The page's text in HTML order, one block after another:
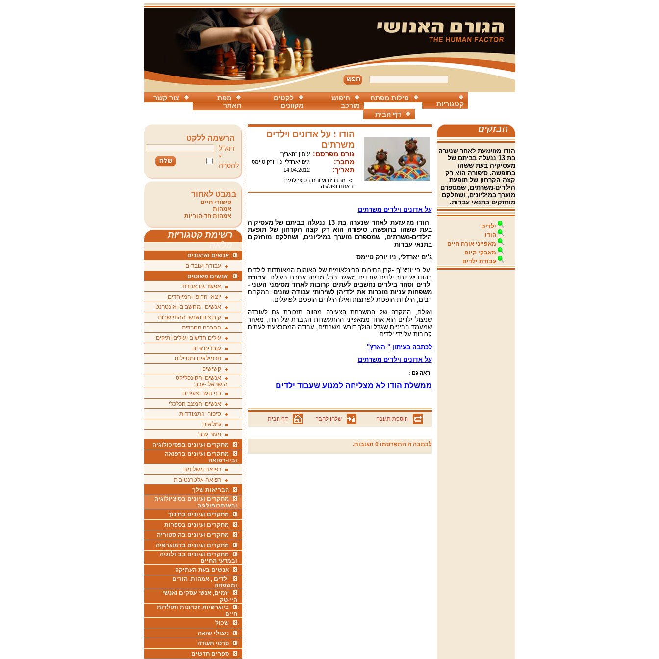
צור קשר
מפת
האתר
לקטים
מקוונים
חיפוש
מורכב
מילות מפתח
קטגוריות
דף הבית
הבזקים
הודו מזועזעת לאחר שנערה
בת 13 ננעלה בביתם של
מעסיקיה בעת ששהו
בחופשה.סיפורה הוא רק
קצה הקרחון של תופעת
הילדים-משרתים,שמספרם
מוערך במיליונים, ושחלקם
מוחזקים בתנאי עבדות.
ילדים
הודו
מאפייני אורח חיים
מאבקי קיום
עבודת ילדים
הודו : על אדונים וילדים
משרתים
גורם מפרסם: עיתון "הארץ"
מחבר: ג'ים יארדלי, ניו יורק טיימס
תאריך:
14.04.2012
> מחקרים ועיונים בסוציולוגיה
ובאנתרופולגיה
על אדונים וילדים משרתים
הודו מזועזעת לאחר שנערה בת13 ננעלה בביתם של מעסיקיה
בעת ששהו בחופשה. סיפורה הוא רק קצה הקרחון של תופעת
הילדים-משרתים, שמספרם מוערך במיליונים, ושחלקם מוחזקים
בתנאי עבדות
ג'ים יארדלי, ניו יורק טיימס
על פי יוניצ"ף -קרן החירום הבינלאומית של האומות המאוחדות לילדים
בהודו יש יותר ילדים עובדים מאשר בכל מדינה אחרת בעולם.עבודת
ילדים וסחר בילדים נחשבים לעתים קרובות לאחד מסימני העוני -
משפחות עניות מוכרות את ילדיהן לשירותי עבודה שונים. במקרים
רבים, הילדות הופכות לפרוצות ואילו הילדים הופכים לפועלים.
ואולם, המקרה של המשרתת הצעירה מהווה תזכורת גם לעובדה
שניצול ילדים הוא אחד ממאפייני ההתעשרות הגוברת של הודו, מאחר
שמעמד הביניים שגדל והולך דורש משרתים, עבודה המתבצעת לעתים
קרובות על ידי ילדים.
לכתבה בעיתון " הארץ"
על אדונים וילדים משרתים
ראה גם :
ממשלת הודו לא מצליחה למנוע שעבוד ילדים
הוספת תגובה שלחו לחבר דף הבית
לכתבה זו התפרסמו 0 תגובות.
הרשמה ללקט
דוא"ל
*
להסרה
במבט לאחור
סיפורי חיים
אמהות
אמהות חד-הוריות
רשימת קטגוריות
מלאה
אנשים וארגונים
עבודה ועובדים
אנשים פשוטים
אפשר גם אחרת
יוצאי הדופן והמיוחדים
אנשים , מחשבים ואינטרנט
קיבוצים ואנשי ההתיישבות
החברה החרדית
עולים חדשים ועולים ותיקים
עובדים זרים
תרמילאים ומטיילים
קשישים
אנשים והקונפליקט
הישראלי-ערבי
בני נוער וצעירים
אנשים והמצב הכלכלי
סיפורי התמודדות
גמלאים
מגזר ערבי
מחקרים ועיונים בפסיכולוגיה
מחקרים ועיונים ברפואה
וביו-רפואה
רפואה משלימה
רפואה אלטרנטיבית
הבריאות שלך
מחקרים ועיונים בסוציולוגיה
ובאנתרופולגיה
מחקרים ועיונים בחינוך
מחקרים ועיונים בספרות
מחקרים ועיונים בהיסטוריה
מחקרים ועיונים בדמוגרפיה
מחקרים ועיונים בביולוגיה
ובמדעי החיים
אנשים בעת העתיקה
ילדים , אמהות, הורים
ומשפחה
יזמים, אנשי עסקים ואנשי
היי-טק
ביוגרפיות, זכרונות ותולדות
חיים
שכול
ניצולי שואה
סרטי תעודה
ספרים חדשים